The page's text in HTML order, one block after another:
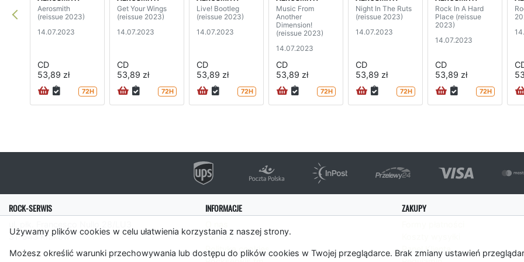
Używamy plików cookies w celu ułatwienia korzystania z naszej strony.
Możesz określić warunki przechowywania lub dostępu do plików cookies w Twojej przeglądarce. Brak zmiany ustawień
Aerosmith
(reissue 2023)
14.07.2023
CD
53,89 zł
72H
Get Your Wings
(reissue 2023)
14.07.2023
CD
53,89 zł
72H
Live! Bootleg
(reissue 2023)
14.07.2023
CD
53,89 zł
72H
Music From
Another
Dimension!
(reissue 2023)
14.07.2023
CD
53,89 zł
72H
Night In The Ruts
(reissue 2023)
14.07.2023
CD
53,89 zł
72H
Rock In A Hard
Place (reissue
2023)
14.07.2023
CD
53,89 zł
72H
ROCK-SERWIS
31-543 Kraków
INFORMACJE
Pomoc
Polityka cookies
ZAKUPY
Panel Klienta